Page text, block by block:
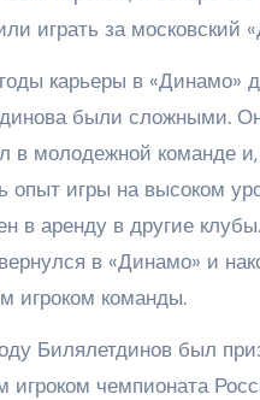
играть за московский
карьеры в «Динамо»
были сложными.
в молодежной команде
опыт игры на высоком
в аренду в другие
в «Динамо» и
игроком команды.
Билялетдинов был
игроком чемпионата